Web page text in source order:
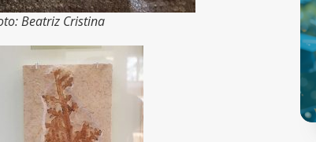
Beatriz Cristina